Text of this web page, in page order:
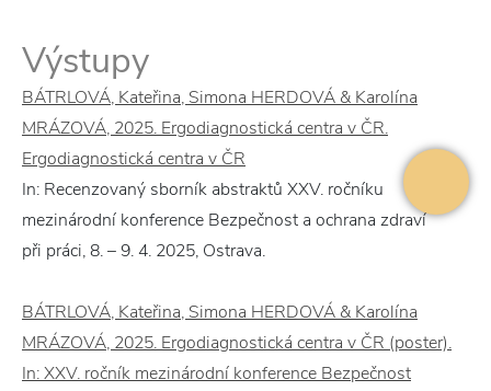
Výstupy
BÁTRLOVÁ, Kateřina, Simona HERDOVÁ & Karolína
MRÁZOVÁ, 2025. Ergodiagnostická centra v ČR.
Ergodiagnostická centra v ČR
In: Recenzovaný sborník abstraktů XXV. ročníku
mezinárodní konference Bezpečnost a ochrana zdraví
při práci, 8. – 9. 4. 2025, Ostrava.
BÁTRLOVÁ, Kateřina, Simona HERDOVÁ & Karolína
MRÁZOVÁ, 2025. Ergodiagnostická centra v ČR (poster).
In: XXV. ročník mezinárodní konference Bezpečnost